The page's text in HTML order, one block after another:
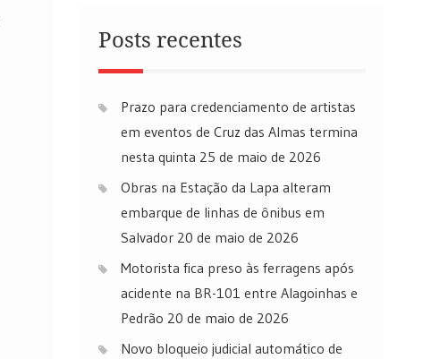
Posts recentes
Prazo para credenciamento de artistas
em eventos de Cruz das Almas termina
nesta quinta 25 de maio de 2026
Obras na Estação da Lapa alteram
embarque de linhas de ônibus em
Salvador 20 de maio de 2026
Motorista fica preso às ferragens após
acidente na BR-101 entre Alagoinhas e
Pedrão 20 de maio de 2026
Novo bloqueio judicial automático de